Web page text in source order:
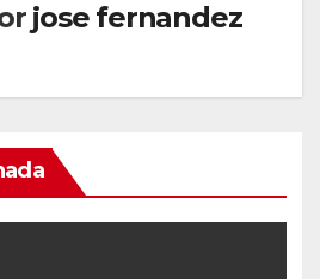
jose fernandez